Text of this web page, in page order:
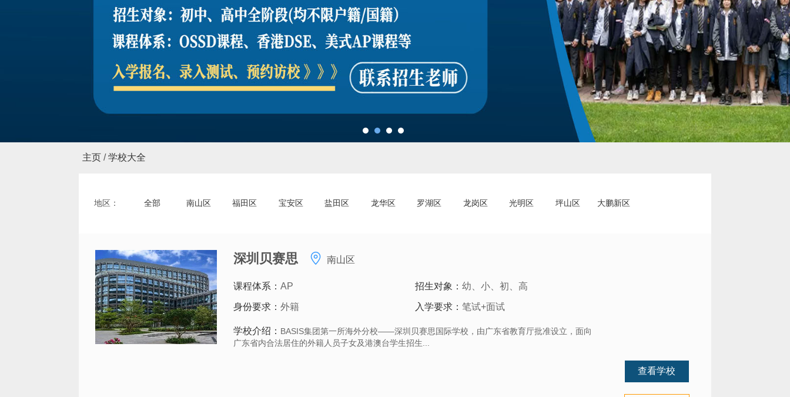
主页/学校大全
地区： 全部 南山区 福田区 宝安区 盐田区 龙华区 罗湖区 龙岗区 光明区 坪山区 大鹏新区
深圳贝赛思 南山区
课程体系： AP 招生对象：幼、小、初、高
身份要求： 外籍 入学要求：笔试+面试
学校介绍： BASIS集团第一所海外分校——深圳贝赛思国际学校，由广东省教育厅批准设立，面向
广东省内合法居住的外籍人员子女及港澳台学生招生...
查看学校